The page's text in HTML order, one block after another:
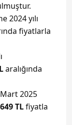
2024 yılı
fiyatlarla
aralığında
2025
649 TLfiyatla